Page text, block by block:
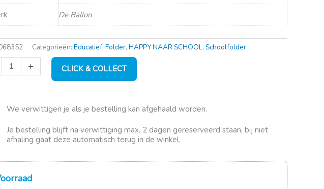
De Ballon
Categorieën: Educatief, Folder, HAPPY NAAR SCHOOL, Schoolfolder
+ CLICK & COLLECT
We verwittigen je als je bestelling kan afgehaald worden.
Je bestelling blijft na verwittiging max. 2 dagen gereserveerd staan, bij niet
afhaling gaat deze automatisch terug in de winkel.